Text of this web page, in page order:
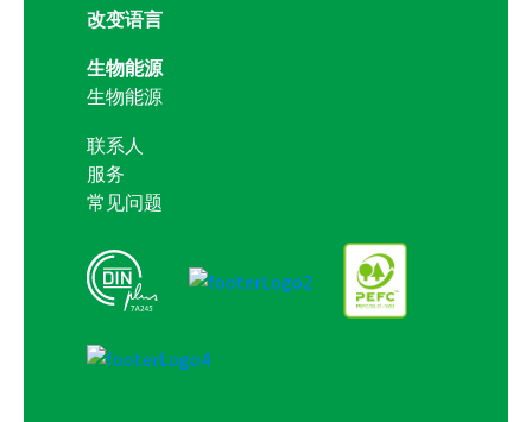
改变语言
生物能源
生物能源
联系人
服务
常见问题